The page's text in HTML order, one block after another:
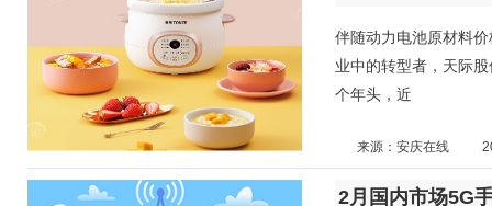
伴随动力电池原材料
业中的转型者，天际
个年头，近
来源：安庆在线
2月国内市场5G